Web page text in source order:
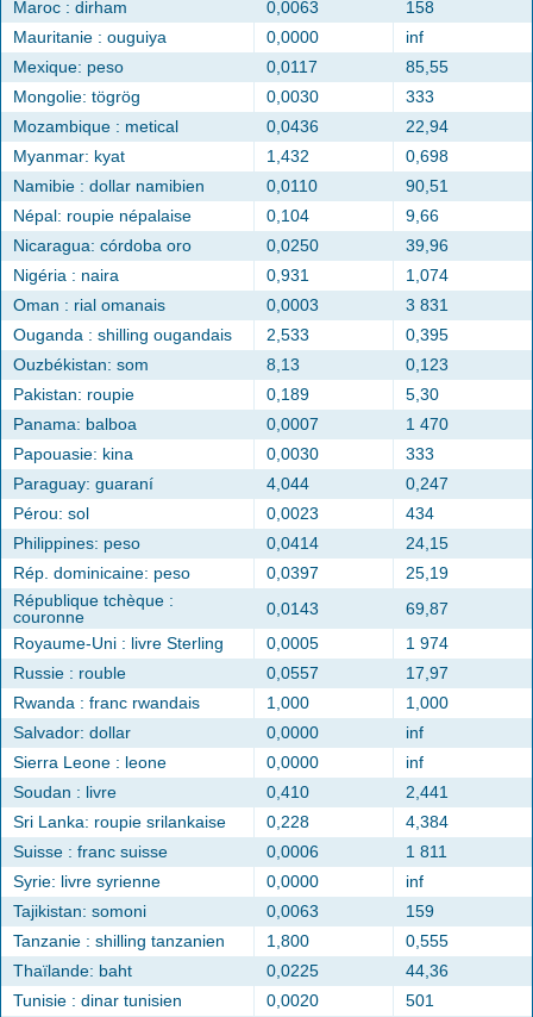
Maroc : dirham 0,0063
158
Mauritanie : ouguiya
0,0000
inf
Mexique: peso
0,0117
85,55
Mongolie: tögrög
0,0030
333
Mozambique : metical
0,0436
22,94
Myanmar: kyat
1,432
0,698
Namibie : dollar namibien
0,0110
90,51
Népal: roupie népalaise
0,104
9,66
Nicaragua: córdoba oro
0,0250
39,96
Nigéria : naira
0,931
1,074
Oman : rial omanais
0,0003
3 831
Ouganda : shilling ougandais
2,533
0,395
Ouzbékistan: som
8,13
0,123
Pakistan: roupie
0,189
5,30
Panama: balboa
0,0007
1 470
Papouasie: kina
0,0030
333
Paraguay: guaraní
4,044
0,247
Pérou: sol
0,0023
434
Philippines: peso
0,0414
24,15
Rép. dominicaine: peso
0,0397
25,19
République tchèque :
couronne
0,0143
69,87
Royaume-Uni : livre Sterling
0,0005
1 974
Russie : rouble
0,0557
17,97
Rwanda : franc rwandais
1,000
1,000
Salvador: dollar
0,0000
inf
Sierra Leone : leone
0,0000
inf
Soudan : livre
0,410
2,441
Sri Lanka: roupie srilankaise
0,228
4,384
Suisse : franc suisse
0,0006
1 811
Syrie: livre syrienne
0,0000
inf
Tajikistan: somoni
0,0063
159
Tanzanie : shilling tanzanien
1,800
0,555
Thaïlande: baht
0,0225
44,36
Tunisie : dinar tunisien
0,0020
501